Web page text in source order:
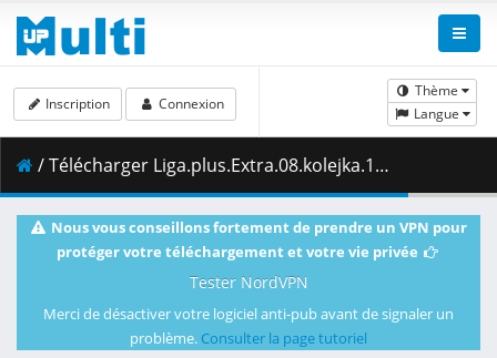
Thème
Langue
Inscription Connexion
/ Télécharger Liga.plus.Extra.08.kolejka.19.09.2021.1080i.PL.HDTV.maraarab.ts ( 3.92 GB )
Nous vous conseillons fortement de prendre un VPN pour
protéger votre téléchargement et votre vie privée
Tester NordVPN
Merci de désactiver votre logiciel anti-pub avant de signaler un
problème. Consulter la page tutoriel